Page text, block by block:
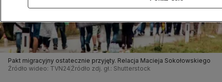
Pakt migracyjny ostatecznie przyjęty. Relacja Macieja Sokołowskiego
Źródło wideo: TVN24 Źródło zdj. gł.: Shutterstock